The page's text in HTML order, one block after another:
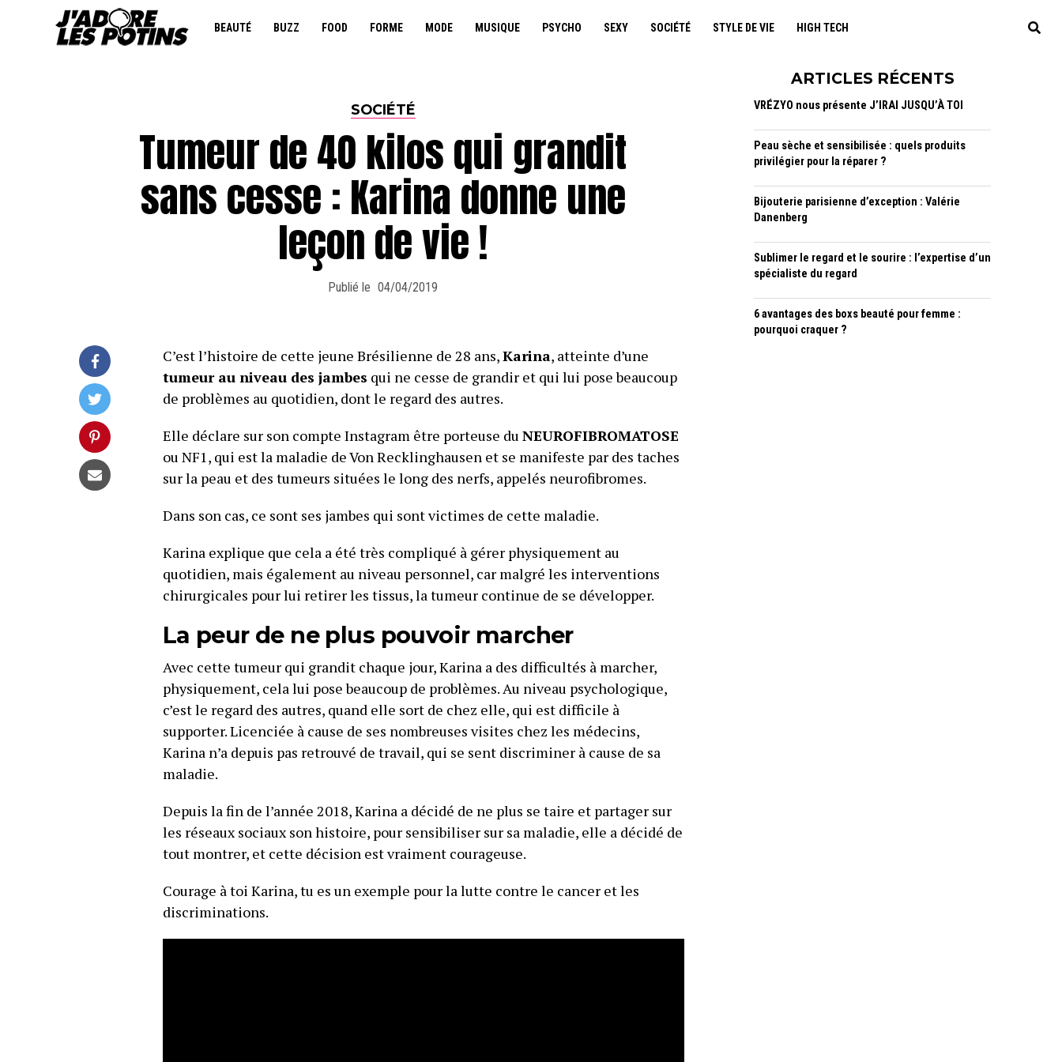
BEAUTÉ BUZZ FOOD FORME MODE MUSIQUE PSYCHO SEXY SOCIÉTÉ STYLE DE VIE HIGH TECH
SOCIÉTÉ
Tumeur de 40 kilos qui grandit
sans cesse : Karina donne une
leçon de vie !
Publié le 04/04/2019
C’est l’histoire de cette jeune Brésilienne de 28 ans,Karina, atteinte d’une
tumeur au niveau des jambes qui ne cesse de grandir et qui lui pose beaucoup
de problèmes au quotidien, dont le regard des autres.
Elle déclare sur son compte Instagram être porteuse du NEUROFIBROMATOSE
ou NF1, qui est la maladie de Von Recklinghausen et se manifeste par des taches
sur la peau et des tumeurs situées le long des nerfs, appelés neurofibromes.
Dans son cas, ce sont ses jambes qui sont victimes de cette maladie.
Karina explique que cela a été très compliqué à gérer physiquement au
quotidien, mais également au niveau personnel, car malgré les interventions
chirurgicales pour lui retirer les tissus, la tumeur continue de se développer.
La peur de ne plus pouvoir marcher
Avec cette tumeur qui grandit chaque jour, Karina a des difficultés à marcher,
physiquement, cela lui pose beaucoup de problèmes. Au niveau psychologique,
c’est le regard des autres, quand elle sort de chez elle, qui est difficile à
supporter. Licenciée à cause de ses nombreuses visites chez les médecins,
Karina n’a depuis pas retrouvé de travail, qui se sent discriminer à cause de sa
maladie.
Depuis la fin de l’année 2018, Karina a décidé de ne plus se taire et partager sur
les réseaux sociaux son histoire, pour sensibiliser sur sa maladie, elle a décidé de
tout montrer, et cette décision est vraiment courageuse.
Courage à toi Karina, tu es un exemple pour la lutte contre le cancer et les
discriminations.
ARTICLES RÉCENTS
VRÉZYO nous présente J’IRAI JUSQU’À TOI
Peau sèche et sensibilisée : quels produits
privilégier pour la réparer ?
Bijouterie parisienne d’exception : Valérie
Danenberg
Sublimer le regard et le sourire : l’expertise d’un
spécialiste du regard
6 avantages des boxs beauté pour femme :
pourquoi craquer ?